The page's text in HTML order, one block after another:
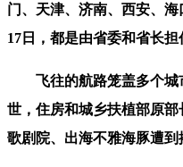
门、天津、济南、西安、
17日，都是由省委和省长担
飞往的航路笼盖多个城
世，住房和城乡扶植部原
歌剧院、出海不雅海豚遭到